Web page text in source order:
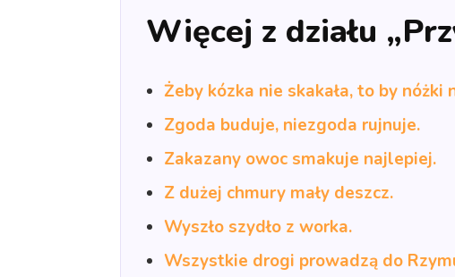
Więcej z działu
Żeby kózka nie skakała, to by nóżki
Zgoda buduje, niezgoda rujnuje.
Zakazany owoc smakuje najlepiej.
Z dużej chmury mały deszcz.
Wyszło szydło z worka.
Wszystkie drogi prowadzą do